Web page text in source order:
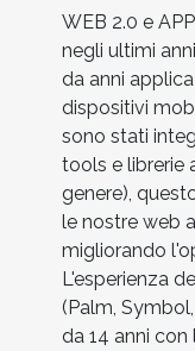
WEB 2.0 e
negli ultimi
da anni
dispositivi
sono stati
tools e librerie
genere),
le nostre web
migliorando
L'esperienza
(Palm,
da 14 anni